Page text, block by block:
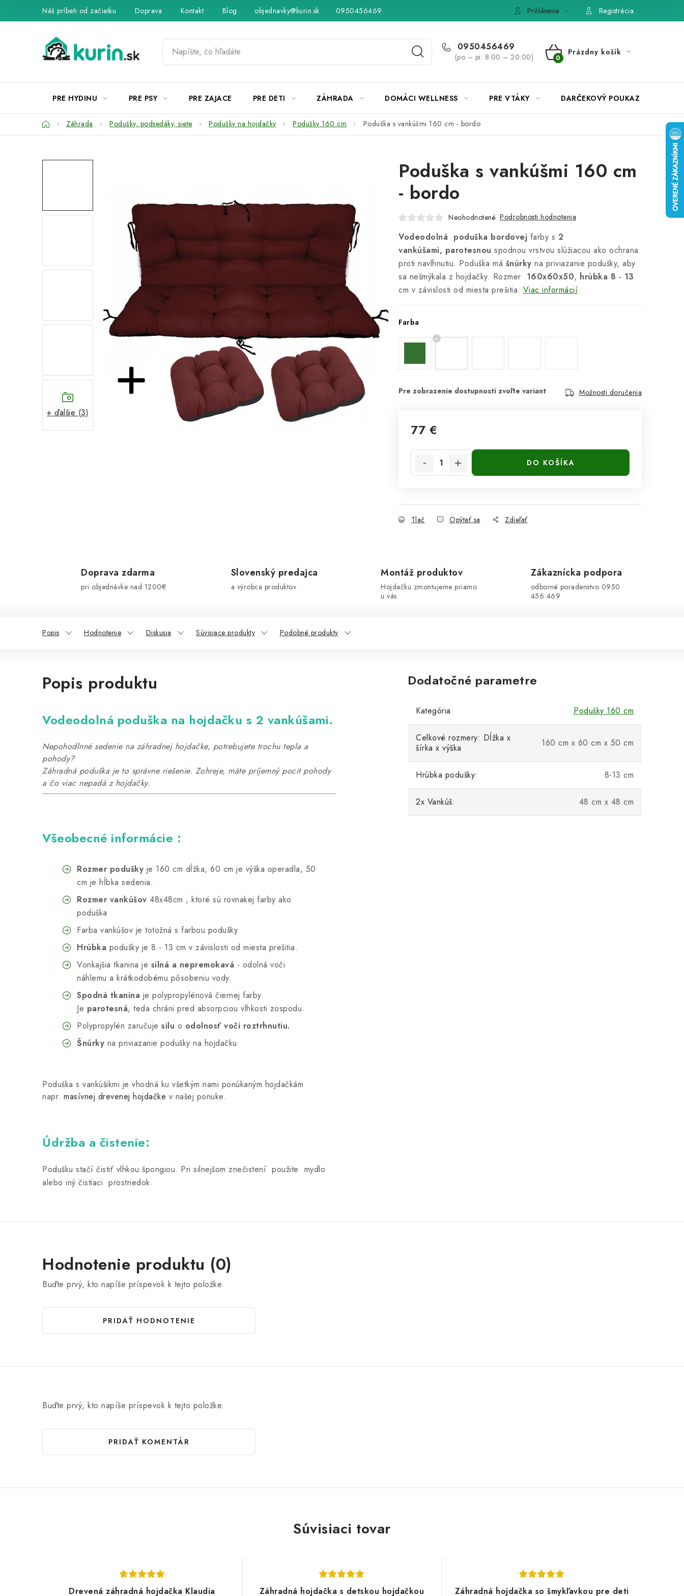
Náš príbeh od začiatku Doprava Kontakt Blog Hodnotenie obchodu Obchodné podmienky Pravidlá súťaží na Facebooku
objednavky@kurin.sk 0950456469 Prihlásenie Registrácia
0950456469
(po – pi: 8:00 – 20:00)
NÁKUPNÝ
Prázdny košík
PRE HYDINU PRE PSY PRE ZAJACE PRE DETI ZÁHRADA DOMÁCI WELLNESS PRE VTÁKY DARČEKOVÝ POUKAZ
DomovZáhrada Podušky, podsedáky, siete Podušky na hojdačky Podušky 160 cm Poduška s vankúšmi 160 cm - bordo
+ ďalšie (3)
Poduška s vankúšmi 160 cm
- bordo
Neohodnotené Podrobnosti hodnotenia
Vodeodolná poduška bordovej farby s 2
vankúšami, parotesnou spodnou vrstvou slúžiacou ako ochrana
proti navlhnutiu. Poduška má šnúrky na priviazanie podušky, aby
sa nešmýkala z hojdačky. Rozmer 160x60x50, hrúbka 8 - 13
cm v závislosti od miesta prešitia. Viac informácií
Farba
Možnosti doručenia
77 €
DO KOŠÍKA
Tlač Opýtať sa Zdieľať
Doprava zdarma
pri objednávke nad 1200€
Slovenský predajca
a výrobca produktov
Montáž produktov
Hojdačku zmontujeme priamo
u vás
Zákaznícka podpora
odborné poradenstvo 0950
456 469
Popis Hodnotenie Diskusia Súvisiace produkty Podobné produkty
Popis produktu
Vodeodolná poduška na hojdačku s 2 vankúšami.
Nepohodlnné sedenie na záhradnej hojdačke, potrebujete trochu tepla a
pohody?
Záhradná poduška je to správne riešenie. Zohreje, máte príjemný pocit pohody
a čo viac nepadá z hojdačky.
Všeobecné informácie :
Rozmer podušky je 160 cm dĺžka, 60 cm je výška operadla, 50
cm je hĺbka sedenia.
Rozmer vankúšov 48x48cm , ktoré sú rovnakej farby ako
poduška
Farba vankúšov je totožná s farbou podušky
Hrúbka podušky je 8 - 13 cm v závislosti od miesta prešitia.
Vonkajšia tkanina je silná a nepremokavá - odolná voči
náhlemu a krátkodobému pôsobeniu vody.
Spodná tkanina je polypropylénová čiernej farby.
Je parotesná, teda chráni pred absorpciou vlhkosti zospodu.
Polypropylén zaručuje silu o odolnosť voči roztrhnutiu.
Šnúrky na priviazanie podušky na hojdačku
Poduška s vankúšikmi je vhodná ku všetkým nami ponúkaným hojdačkám
napr. masívnej drevenej hojdačke v našej ponuke.
Údržba a čistenie:
Podušku stačí čistiť vlhkou špongiou. Pri silnejšom znečistení použite mydlo
alebo iný čistiaci prostriedok.
Dodatočné parametre
Kategória Podušky 160 cm
Celkové rozmery: Dĺžka x
šírka x výška
160 cm x 60 cm x 50 cm
Hrúbka podušky: 8-13 cm
2x Vankúš: 48 cm x 48 cm
Hodnotenie produktu (0)
Buďte prvý, kto napíše príspevok k tejto položke.
PRIDAŤ HODNOTENIE
Buďte prvý, kto napíše príspevok k tejto položke.
PRIDAŤ KOMENTÁR
Súvisiaci tovar
Drevená záhradná hojdačka Klaudia Záhradná hojdačka s detskou hojdačkou Záhradná hojdačka so šmykľavkou pre deti